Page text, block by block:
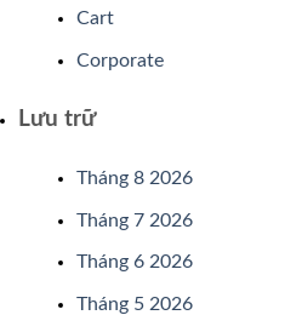
Cart
Corporate
Lưu trữ
Tháng 8 2026
Tháng 7 2026
Tháng 6 2026
Tháng 5 2026